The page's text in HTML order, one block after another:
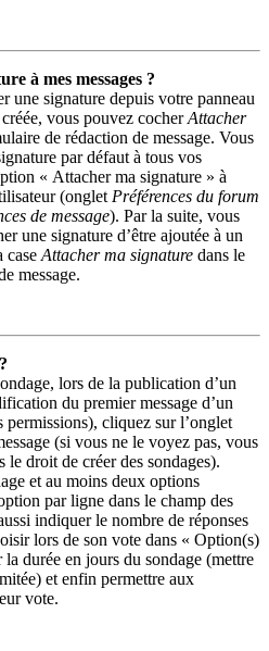
à mes messages ?
une signature depuis votre panneau
vous pouvez cocherAttacher
de rédaction de message. Vous
par défaut à tous vos
« Attacher ma signature » à
(onglet Préférences du forum
de message). Par la suite, vous
une signature d’être ajoutée à un
case Attacher ma signature dans le
message.
lors de la publication d’un
du premier message d’un
permissions), cliquez sur l’onglet
(si vous ne le voyez pas, vous
le droit de créer des sondages).
et au moins deux options
par ligne dans le champ des
indiquer le nombre de réponses
lors de son vote dans « Option(s)
durée en jours du sondage (mettre
et enfin permettre aux
vote.